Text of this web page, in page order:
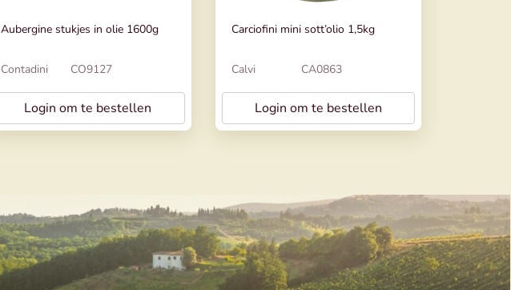
Aubergine stukjes in olie 1600g
Contadini CO9127
Login om te bestellen
Carciofini mini sott’olio 1,5kg
Calvi CA0863
Login om te bestellen